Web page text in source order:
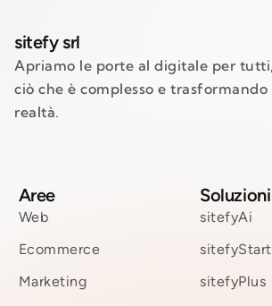
sitefy srl
Apriamo le porte al digitale per
ciò che è complesso e
realtà.
Aree
Web
Ecommerce
Marketing
Soluzioni
sitefyAi
sitefyStart
sitefyPlus